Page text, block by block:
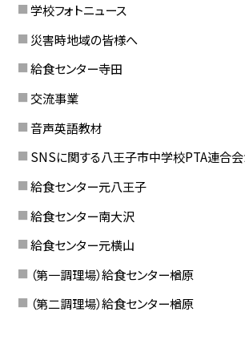
学校フォトニュース
災害時地域の皆様へ
給食センター寺田
交流事業
音声英語教材
SNSに関する八王子市中学校PTA連合会
給食センター元八王子
給食センター南大沢
給食センター元横山
（第一調理場）給食センター楢原
（第二調理場）給食センター楢原